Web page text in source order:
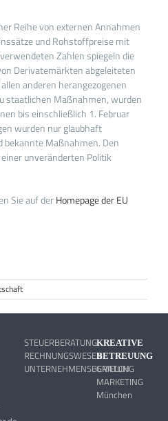
Reihe von externen Annahmen
und Rohstoffpreise mit
Zahlen spiegeln die
Derivatemärkten abgeleiteten
anderen herangezogenen
staatlichen Maßnahmen, wurden
bis einschließlich 1. Februar
wurden nur glaubhaft
bekannte Maßnahmen. Den
unveränderten Politik
Sie auf derHomepage der EU
STEUERBERATUNG
RECHNUNGSWESEN
UNTERNEHMENSBERATUNG
KREATIVE
BETREUUNG
GMELCH
MARKETING
München